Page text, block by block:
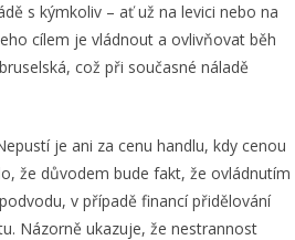
s kýmkoliv – ať už na levici nebo na
cílem je vládnout a ovlivňovat běh
což při současné náladě
je ani za cenu handlu, kdy cenou
že důvodem bude fakt, že ovládnutím
v případě financí přidělování
Názorně ukazuje, že nestrannost